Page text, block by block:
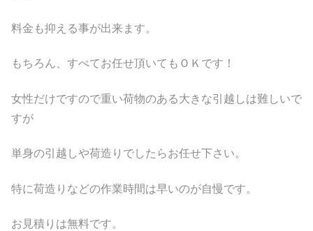
料金も抑える事が出来ます。
もちろん、すべてお任せ頂いてもＯＫです！
女性だけですので重い荷物のある大きな引越しは難しいで
すが
単身の引越しや荷造りでしたらお任せ下さい。
特に荷造りなどの作業時間は早いのが自慢です。
お見積りは無料です。